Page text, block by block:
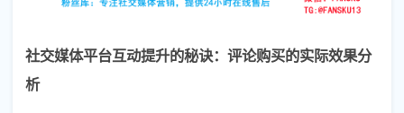
社交媒体平台互动提升的秘诀：评论购买的实际效果分
析